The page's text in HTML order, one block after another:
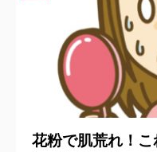
花粉で肌荒れ！